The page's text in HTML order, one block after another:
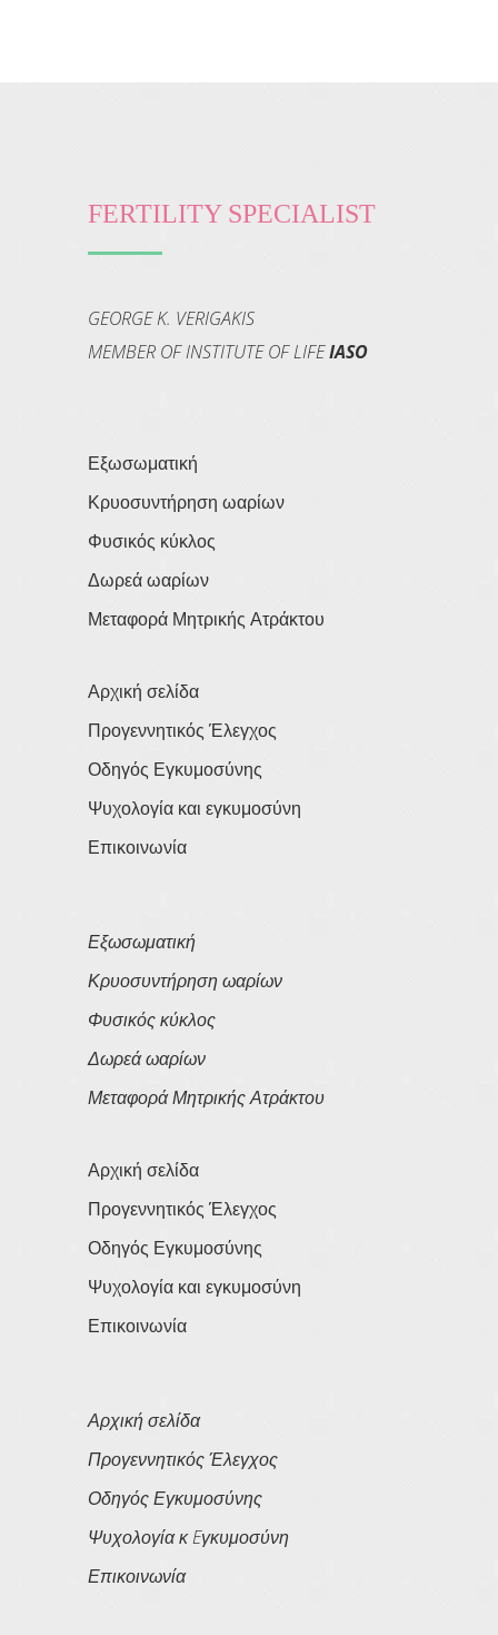
FERTILITY SPECIALIST
GEORGE K. VERIGAKIS
MEMBER OF INSTITUTE OF LIFEIASO
Εξωσωματική
Κρυοσυντήρηση ωαρίων
Φυσικός κύκλος
Δωρεά ωαρίων
Μεταφορά Μητρικής Ατράκτου
Αρχική σελίδα
Προγεννητικός Έλεγχος
Οδηγός Εγκυμοσύνης
Ψυχολογία και εγκυμοσύνη
Επικοινωνία
Εξωσωματική
Κρυοσυντήρηση ωαρίων
Φυσικός κύκλος
Δωρεά ωαρίων
Μεταφορά Μητρικής Ατράκτου
Αρχική σελίδα
Προγεννητικός Έλεγχος
Οδηγός Εγκυμοσύνης
Ψυχολογία και εγκυμοσύνη
Επικοινωνία
Αρχική σελίδα
Προγεννητικός Έλεγχος
Οδηγός Εγκυμοσύνης
Ψυχολογία κ Eγκυμοσύνη
Επικοινωνία